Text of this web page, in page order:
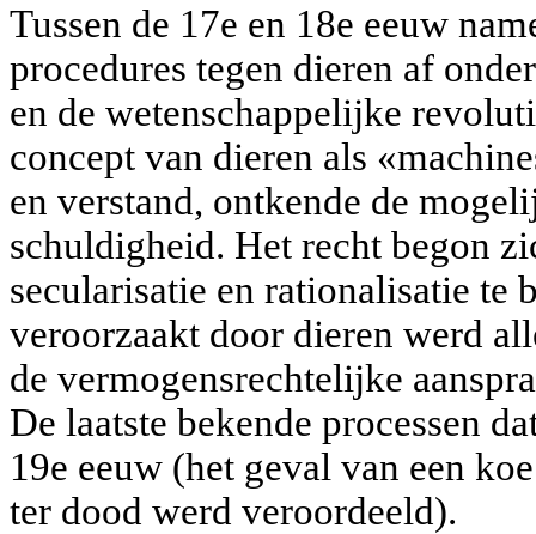
Tussen de 17e en 18e eeuw
procedures tegen dieren af
en de wetenschappelijke
concept van dieren als
en verstand, ontkende de
schuldigheid. Het recht begon
secularisatie en rationalisatie te
veroorzaakt door dieren werd
de vermogensrechtelijke
De laatste bekende processen
19e eeuw (het geval van een
ter dood werd veroordeeld).